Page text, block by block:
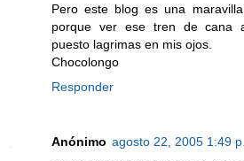
Pero este blog es una
porque ver ese tren de cana
puesto lagrimas en mis ojos.
Chocolongo
Responder
Anónimo agosto 22, 2005 1:49 p.